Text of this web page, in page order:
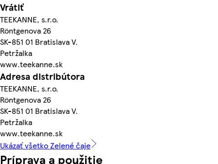
Vrátiť
TEEKANNE, s.r.o.
Röntgenova 26
SK-851 01 Bratislava V.
Petržalka
www.teekanne.sk
Adresa distribútora
TEEKANNE, s.r.o.
Röntgenova 26
SK-851 01 Bratislava V.
Petržalka
www.teekanne.sk
Ukázať všetko Zelené čaje
Príprava a použitie